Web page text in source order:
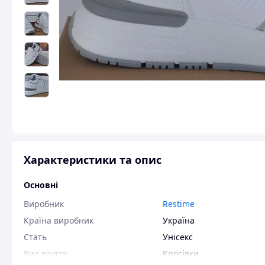
Характеристики та опис
Основні
Виробник
Restime
Країна виробник
Україна
Стать
Унісекс
Вид взуття
Кросівки